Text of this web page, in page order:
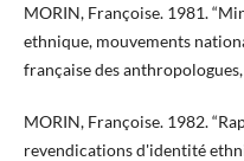
MORIN, Françoise. 1981.
ethnique, mouvements
française des
MORIN, Françoise. 1982.
revendications d'identité